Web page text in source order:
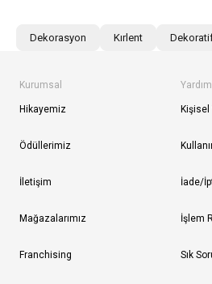
Dekorasyon Kırlent
Kurumsal
Hikayemiz
Ödüllerimiz
İletişim
Mağazalarımız
Franchising
Yardım
Kişisel
İade/
İşlem
Sık